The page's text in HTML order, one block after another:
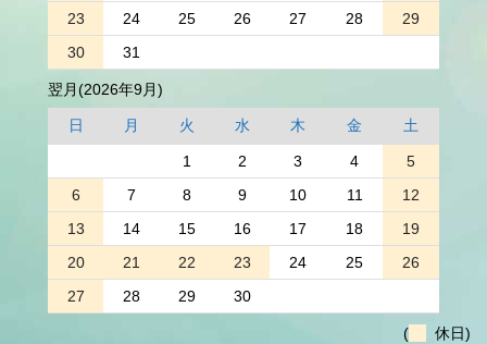
23
24 25 26 27 28
29
30
31
翌月(2026年9月)
日 月 火 水 木 金 土
1 2 3 4
5
6
7 8 9 10 11
12
13
14 15 16 17 18
19
20
21 22 23 24 25
26
27
28 29 30
( 休日)